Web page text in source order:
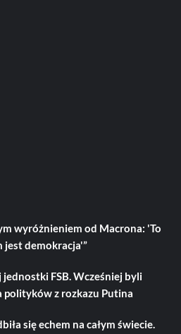
wyróżnieniem od Macrona: 'To
jest demokracja'”
FSB. Wcześniej byli
z rozkazu Putina
się echem na całym świecie.